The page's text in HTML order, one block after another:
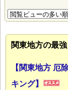
関東地方の最
【関東地方 厄
キング】